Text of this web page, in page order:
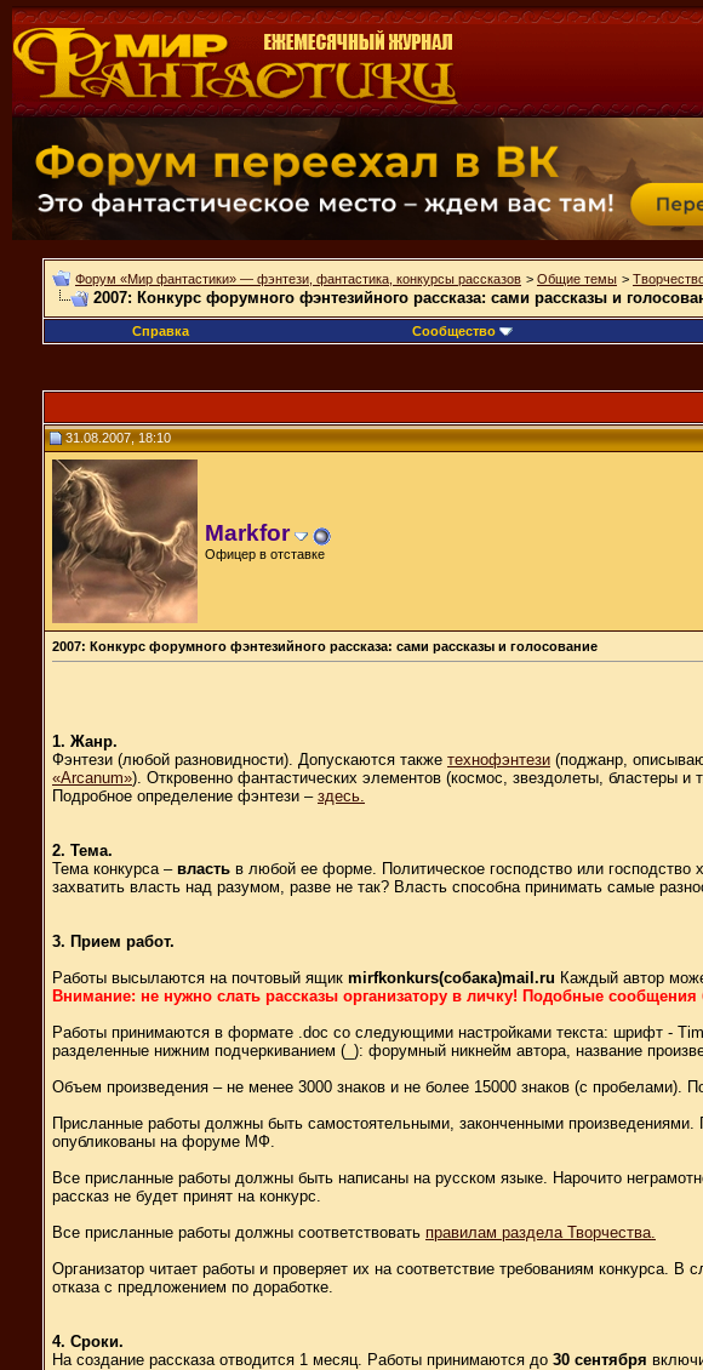
Форум «Мир фантастики» — фэнтези, фантастика, конкурсы рассказов > Общие темы >
2007: Конкурс форумного фэнтезийного рассказа: сами рассказы и
Справка
Сообщество
31.08.2007, 18:10
Markfor
Офицер в отставке
2007: Конкурс форумного фэнтезийного рассказа: сами рассказы и голосование
1. Жанр.
Фэнтези (любой разновидности). Допускаются также технофэнтези (поджанр,
«Arcanum»). Откровенно фантастических элементов (космос, звездолеты, бластеры и
Подробное определение фэнтези – здесь.
2. Тема.
Тема конкурса – власть в любой ее форме. Политическое господство или
захватить власть над разумом, разве не так? Власть способна принимать самые
3. Прием работ.
Работы высылаются на почтовый ящик mirfkonkurs(собака)mail.ru Каждый автор
Внимание: не нужно слать рассказы организатору в личку! Подобные сообщения
Работы принимаются в формате .doc со следующими настройками текста: шрифт -
разделенные нижним подчеркиванием (_): форумный никнейм автора, название
Объем произведения – не менее 3000 знаков и не более 15000 знаков (с пробелами).
Присланные работы должны быть самостоятельными, законченными
опубликованы на форуме МФ.
Все присланные работы должны быть написаны на русском языке. Нарочито
рассказ не будет принят на конкурс.
Все присланные работы должны соответствовать правилам раздела Творчества.
Организатор читает работы и проверяет их на соответствие требованиям конкурса.
отказа с предложением по доработке.
4. Сроки.
На создание рассказа отводится 1 месяц. Работы принимаются до 30 сентября